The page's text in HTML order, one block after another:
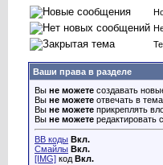
Ваши права в разделе
Вы не можете создавать
Вы не можете отвечать в
Вы не можете прикреплять
Вы не можете редактировать
BB коды Вкл.
Смайлы Вкл.
[IMG] код Вкл.